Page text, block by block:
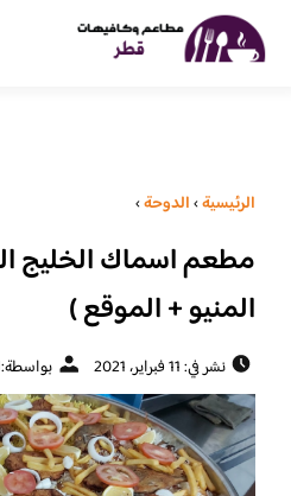
الرئيسية›الدوحة›
مطعم اسماك الخليج
المنيو + الموقع )
نشر في: 11 فبراير، 2021 بواسطة: